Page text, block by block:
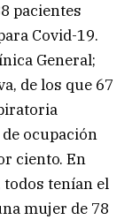
pacientes
Covid-19.
General;
de los que 67
ocupación
ciento. En
tenían el
mujer de 78